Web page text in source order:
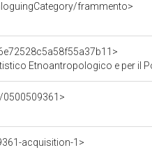
frammento>
Etnoantropologico e per il
acquisition-1>